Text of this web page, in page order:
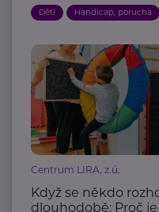
Děti Handicap, porucha
Centrum LIRA, z.ú.
Když se někdo
dlouhodobě: Proč